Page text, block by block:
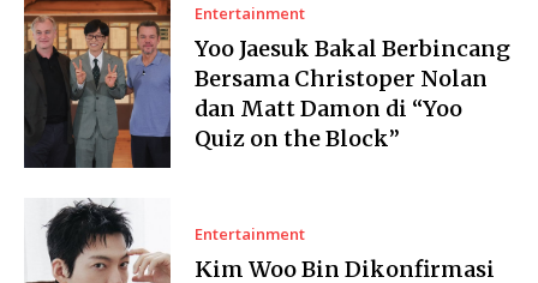
Entertainment
Yoo Jaesuk Bakal Berbincang
Bersama Christoper Nolan
dan Matt Damon di “Yoo
Quiz on the Block”
Entertainment
Kim Woo Bin Dikonfirmasi